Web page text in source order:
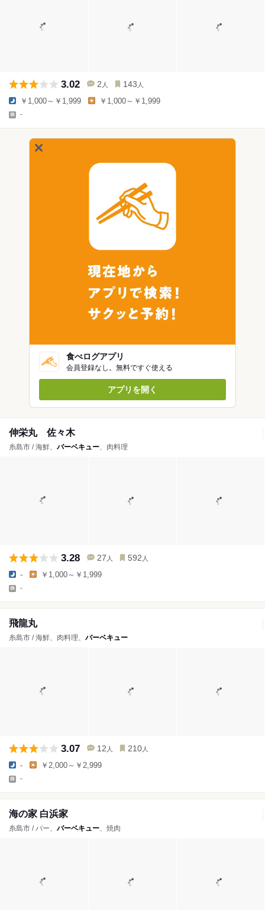
3.02 2 人 143 人
￥1,000～￥1,999 ￥1,000～￥1,999
-
食べログアプリ
会員登録なし。無料ですぐ使える
アプリを開く
伸栄丸 佐々木
糸島市 / 海鮮、 バーベキュー、肉料理
3.28 27 人 592 人
- ￥1,000～￥1,999
-
飛龍丸
糸島市 / 海鮮、肉料理、 バーベキュー
3.07 12 人 210 人
- ￥2,000～￥2,999
-
海の家 白浜家
糸島市 / バー、 バーベキュー、焼肉